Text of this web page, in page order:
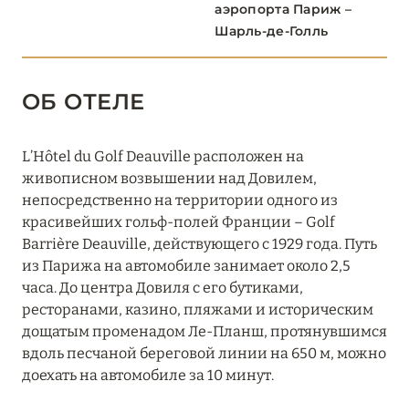
ОВЕРНЬ-РОНА-АЛЬПЫ
ПРОВАНС
аэропорта Париж –
Шарль-де-Голль
ОБ ОТЕЛЕ
L’Hôtel du Golf Deauville расположен на
живописном возвышении над Довилем,
непосредственно на территории одного из
красивейших гольф-полей Франции – Golf
Barrière Deauville, действующего с 1929 года. Путь
из Парижа на автомобиле занимает около 2,5
часа. До центра Довиля с его бутиками,
ресторанами, казино, пляжами и историческим
дощатым променадом Ле-Планш, протянувшимся
вдоль песчаной береговой линии на 650 м, можно
доехать на автомобиле за 10 минут.